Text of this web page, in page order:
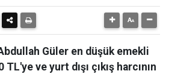
Güler en düşük emekli
TL'ye ve yurt dışı çıkış harcının